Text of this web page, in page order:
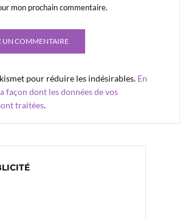
mon prochain commentaire.
pour réduire les indésirables. En
façon dont les données de vos
traitées.